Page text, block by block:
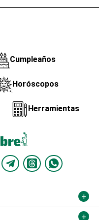
Cumpleaños
Horóscopos
Herramientas